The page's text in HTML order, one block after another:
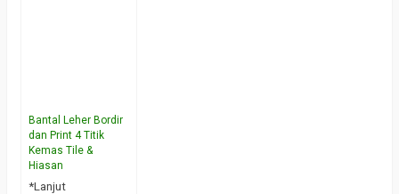
Bantal Leher Bordir
dan Print 4 Titik
Kemas Tile &
Hiasan
*Lanjut